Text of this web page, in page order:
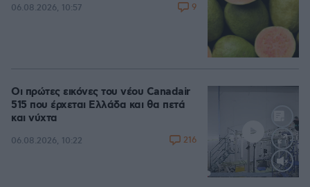
06.08.2026, 10:57 9
Loaded:
Οι πρώτες εικόνες του νέου Canadair
515 που έρχεται Ελλάδα και θα πετά
και νύχτα
06.08.2026, 10:22 216